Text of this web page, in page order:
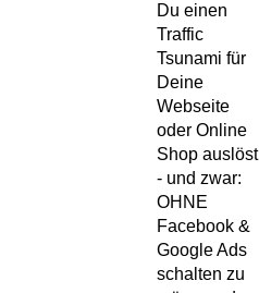
Du einen
Traffic
Tsunami für
Deine
Webseite
oder Online
Shop auslöst
- und zwar:
OHNE
Facebook &
Google Ads
schalten zu